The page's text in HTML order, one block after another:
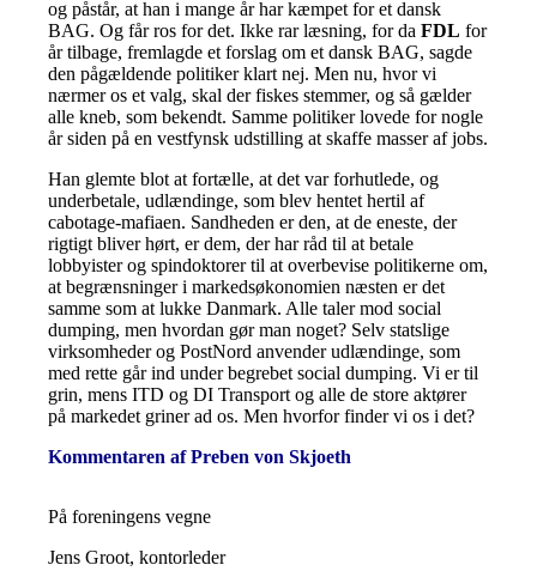
og påstår, at han i mange år har kæmpet for et dansk
BAG. Og får ros for det. Ikke rar læsning, for daFDL for
år tilbage, fremlagde et forslag om et dansk BAG, sagde
den pågældende politiker klart nej. Men nu, hvor vi
nærmer os et valg, skal der fiskes stemmer, og så gælder
alle kneb, som bekendt. Samme politiker lovede for nogle
år siden på en vestfynsk udstilling at skaffe masser af jobs.
Han glemte blot at fortælle, at det var forhutlede, og
underbetale, udlændinge, som blev hentet hertil af
cabotage-mafiaen. Sandheden er den, at de eneste, der
rigtigt bliver hørt, er dem, der har råd til at betale
lobbyister og spindoktorer til at overbevise politikerne om,
at begrænsninger i markedsøkonomien næsten er det
samme som at lukke Danmark. Alle taler mod social
dumping, men hvordan gør man noget? Selv statslige
virksomheder og PostNord anvender udlændinge, som
med rette går ind under begrebet social dumping. Vi er til
grin, mens ITD og DI Transport og alle de store aktører
på markedet griner ad os. Men hvorfor finder vi os i det?
Kommentaren af Preben von Skjoeth
På foreningens vegne
Jens Groot, kontorleder